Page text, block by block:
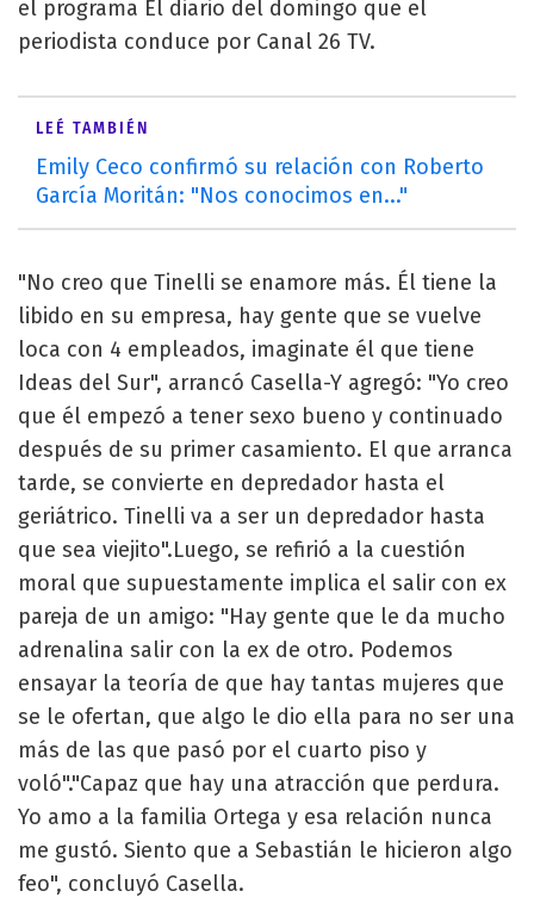
el programa El diario del domingo que el
periodista conduce por Canal 26 TV.
LEÉ TAMBIÉN
Emily Ceco confirmó su relación con Roberto
García Moritán: "Nos conocimos en..."
"No creo que Tinelli se enamore más. Él tiene la
libido en su empresa, hay gente que se vuelve
loca con 4 empleados, imaginate él que tiene
Ideas del Sur", arrancó Casella-Y agregó: "Yo creo
que él empezó a tener sexo bueno y continuado
después de su primer casamiento. El que arranca
tarde, se convierte en depredador hasta el
geriátrico. Tinelli va a ser un depredador hasta
que sea viejito".Luego, se refirió a la cuestión
moral que supuestamente implica el salir con ex
pareja de un amigo: "Hay gente que le da mucho
adrenalina salir con la ex de otro. Podemos
ensayar la teoría de que hay tantas mujeres que
se le ofertan, que algo le dio ella para no ser una
más de las que pasó por el cuarto piso y
voló"."Capaz que hay una atracción que perdura.
Yo amo a la familia Ortega y esa relación nunca
me gustó. Siento que a Sebastián le hicieron algo
feo", concluyó Casella.